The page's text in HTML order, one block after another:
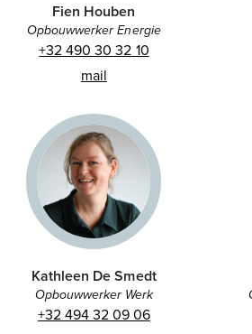
Fien Houben
Opbouwwerker Energie
+32 490 30 32 10
mail
Kathleen De Smedt
Opbouwwerker Werk
+32 494 32 09 06